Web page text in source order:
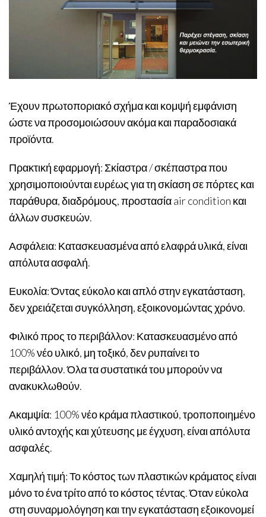
Έχουν πρωτοποριακό σχήμα και κομψή εμφάνιση
ώστε να προσομοιώσουν ακόμα και παραδοσιακά
προϊόντα.
Πρακτική εφαρμογή: Σκίαστρα / σκέπαστρα που
χρησιμοποιούνται ευρέως για τη σκίαση σε πόρτες και
παράθυρα, διαδρόμους, προστασία air condition και
άλλων συσκευών.
Ασφάλεια: Κατασκευασμένα από ελαφρά υλικά, είναι
απόλυτα ασφαλή.
Ευκολία: Όντας εύκολο και απλό στην εγκατάσταση,
δεν χρειάζεται συγκόλληση, εξοικονομώντας χρόνο.
Φιλικό προς το περιβάλλον: Κατασκευασμένο από
100% νέο υλικό, μη τοξικό, δεν ρυπαίνει το
περιβάλλον. Όλα τα συστατικά του μπορούν να
ανακυκλωθούν.
Ακαμψία: 100% νέο κράμα πλαστικού, τροποποιημένο
υλικό αντοχής και χύτευσης με έγχυση, είναι απόλυτα
ασφαλές.
Χαμηλή τιμή: Το κόστος των πλαστικών κράματος είναι
μόνο το ένα τρίτο από το κόστος τέντας. Όταν εύκολα
στη συναρμολόγηση και την εγκατάσταση εξοικονομεί